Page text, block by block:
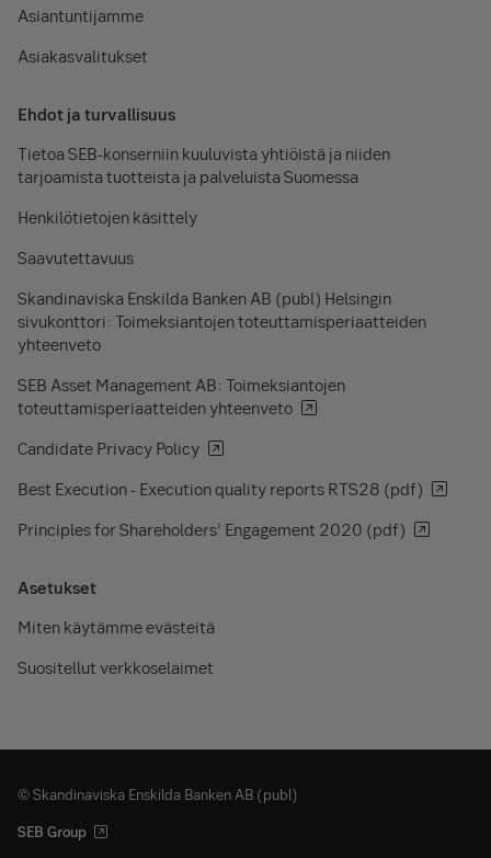
Asiantuntijamme
Asiakasvalitukset
Ehdot ja turvallisuus
Tietoa SEB-konserniin kuuluvista yhtiöistä ja niiden
tarjoamista tuotteista ja palveluista Suomessa
Henkilötietojen käsittely
Saavutettavuus
Skandinaviska Enskilda Banken AB (publ) Helsingin
sivukonttori: Toimeksiantojen toteuttamisperiaatteiden
yhteenveto
SEB Asset Management AB: Toimeksiantojen
toteuttamisperiaatteiden yhteenveto
Candidate Privacy Policy
Best Execution - Execution quality reports RTS28 (pdf)
Principles for Shareholders’ Engagement 2020 (pdf)
Asetukset
Miten käytämme evästeitä
Suositellut verkkoselaimet
© Skandinaviska Enskilda Banken AB (publ)
SEB Group